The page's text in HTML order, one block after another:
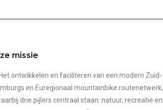
missie
ontwikkelen en faciliteren van een modern Zuid-
en Euregionaal mountainbike routenetwerk,
drie pijlers centraal staan: natuur, recreatie en